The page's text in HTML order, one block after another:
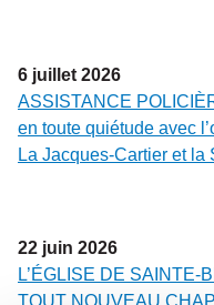
6 juillet 2026
ASSISTANCE
en toute quiétude avec
La Jacques-Cartier et la
22 juin 2026
L’ÉGLISE DE SAINTE-